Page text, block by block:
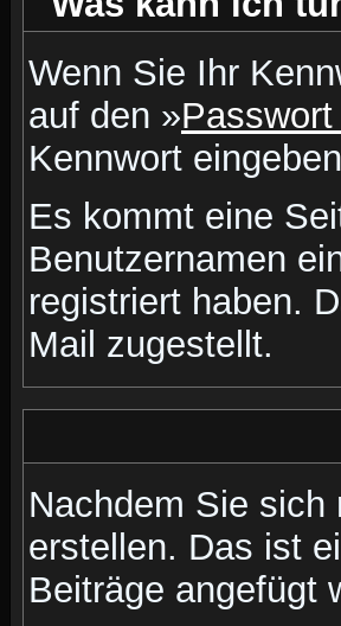
Wenn Sie Ihr
auf den »
Kennwort
Es kommt eine
Benutzernamen
registriert haben.
Mail zugestellt.
Nachdem Sie sich
erstellen. Das ist
Beiträge angefügt